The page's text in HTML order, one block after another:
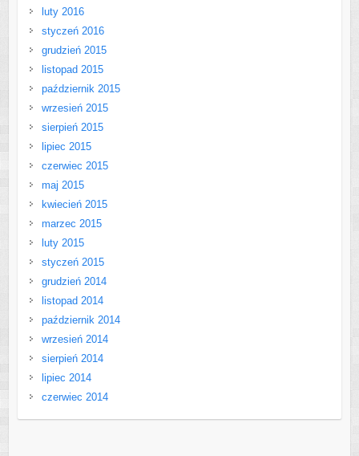
luty 2016
styczeń 2016
grudzień 2015
listopad 2015
październik 2015
wrzesień 2015
sierpień 2015
lipiec 2015
czerwiec 2015
maj 2015
kwiecień 2015
marzec 2015
luty 2015
styczeń 2015
grudzień 2014
listopad 2014
październik 2014
wrzesień 2014
sierpień 2014
lipiec 2014
czerwiec 2014